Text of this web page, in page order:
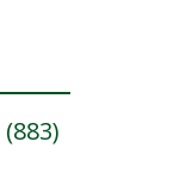
(883)